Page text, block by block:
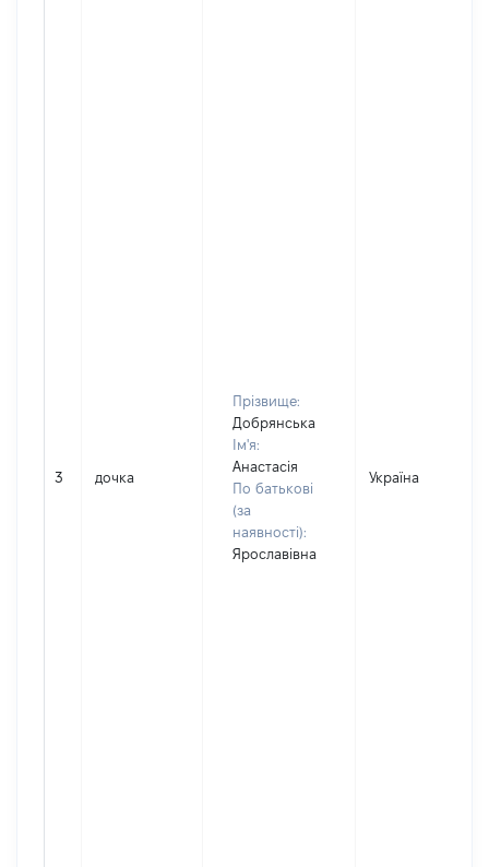
3 дочка
Прізвище:
Добрянська
Ім'я:
Анастасія
По батькові
(за
наявності):
Ярославівна
Україна